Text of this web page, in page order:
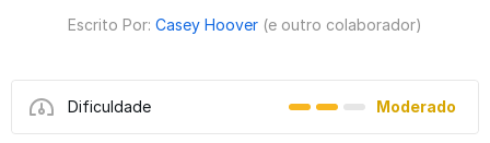
Escrito Por: Casey Hoover (e outro colaborador)
Dificuldade Moderado